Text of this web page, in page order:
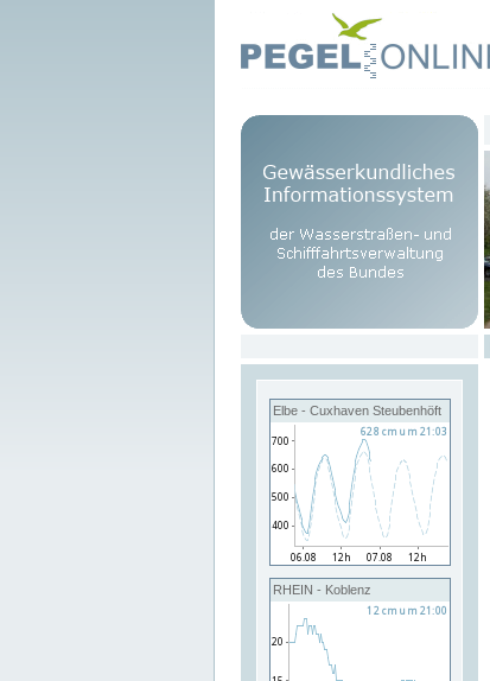
Elbe - Cuxhaven Steubenhöft
RHEIN - Koblenz